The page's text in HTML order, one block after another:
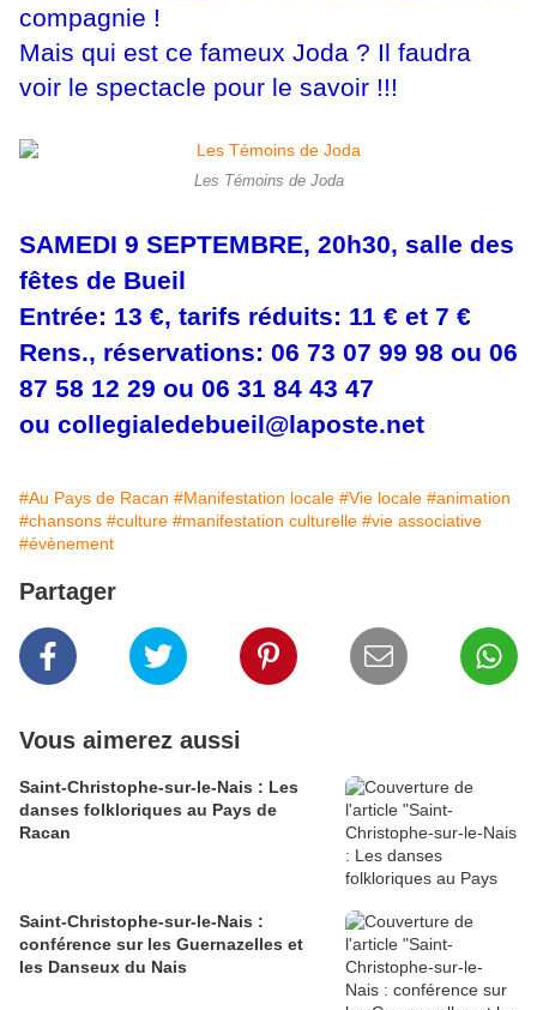
compagnie !
​Mais qui est ce fameux Joda ? Il faudra
voir le spectacle pour le savoir !!!
Les Témoins de Joda
SAMEDI 9 SEPTEMBRE, 20h30, salle des
fêtes de Bueil
Entrée: 13 €, tarifs réduits: 11 € et 7 €
Rens., réservations: 06 73 07 99 98 ou 06
87 58 12 29 ou 06 31 84 43 47
ou collegialedebueil@laposte.net
#Au Pays de Racan #Manifestation locale #Vie locale #animation
#chansons #culture #manifestation culturelle #vie associative
#évènement
Partager
Vous aimerez aussi
Saint-Christophe-sur-le-Nais : Les
danses folkloriques au Pays de
Racan
Saint-Christophe-sur-le-Nais :
conférence sur les Guernazelles et
les Danseux du Nais